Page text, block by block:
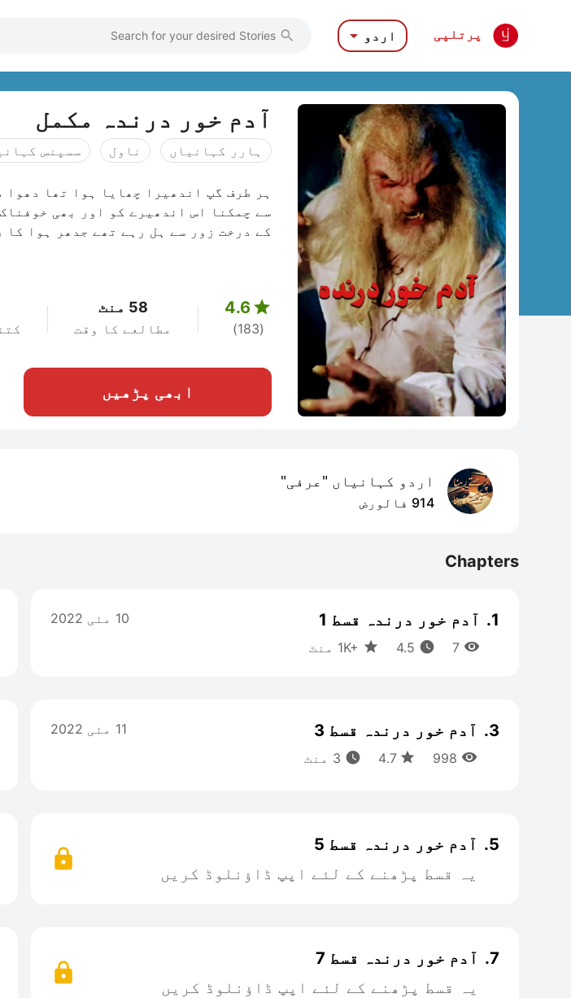
پرتلپی اردو 

آدم خور درندہ مکمل
ہارر کہانیاں ناول سسپنس
ہر طرف گپ اندھیرا چھایا ہوا تھا دھوا
سے چمکنا اس اندھیرے کو اور بھی
کے درخت زور سے ہل رہے تھے جدھر ہوا

4.6
(183)
58 منٹ
مطالعے کا وقت
ابھی پڑھیں
اردو کہانیاں "عرفی"
914 فالورض
Chapters
1. آدم خور درندہ قسط 1

 4.5  7 منٹ
10 مئی 2022
3. آدم خور درندہ قسط 3


4.7

11 مئی 2022
5.
آدم خور درندہ قسط 5
یہ قسط پڑھنے کے لئے اپپ ڈاؤنلوڈ کریں
7.
آدم خور درندہ قسط 7
یہ قسط پڑھنے کے لئے اپپ ڈاؤنلوڈ کریں